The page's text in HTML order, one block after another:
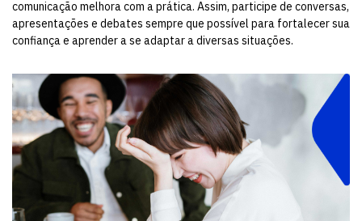
comunicação melhora com a prática. Assim, participe de conversas,
apresentações e debates sempre que possível para fortalecer sua
confiança e aprender a se adaptar a diversas situações.